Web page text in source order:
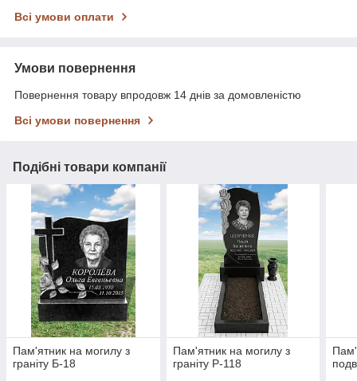
Всі умови оплати
Умови повернення
Повернення товару впродовж 14 днів за домовленістю
Всі умови повернення
Подібні товари компанії
Пам'ятник на могилу з
граніту Б-18
Пам'ятник на могилу з
граніту Р-118